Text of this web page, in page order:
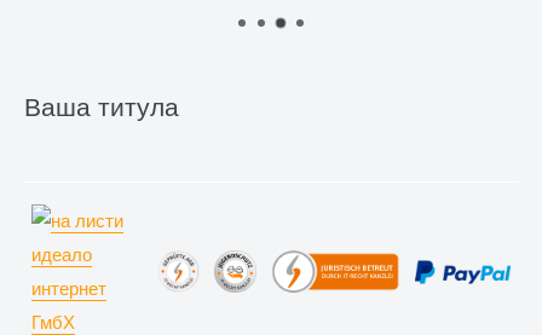
Ваша титула